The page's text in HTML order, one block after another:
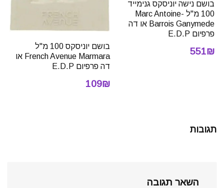
בושם נישה יוניסקס גנימייד
100 מ"ל Marc Antoine-
Barrois Ganymede או דה
פרפיום E.D.P
551₪
בושם יוניסקס 100 מ"ל
French Avenue Marmara או
דה פרפיום E.D.P
109₪
תגובות
השאר תגובה